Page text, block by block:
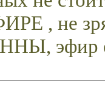
, не
эфир